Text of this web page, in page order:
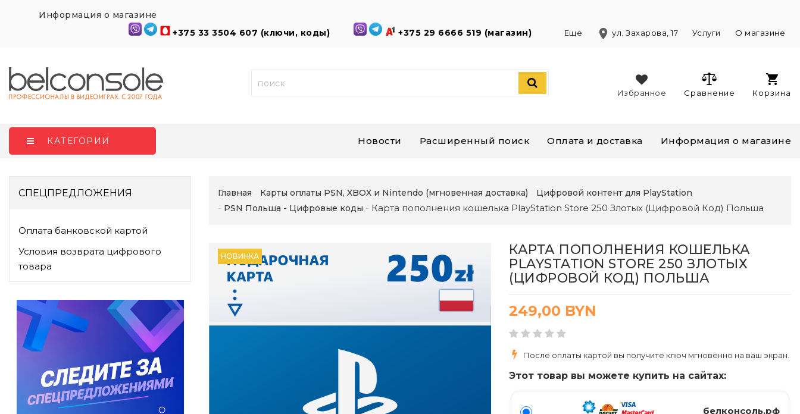
Информация о магазине
+375 33 3504 607 (ключи, коды)
+375 29 6666 519 (магазин) Еще location_on ул. Захарова, 17 Услуги О магазине
Корзина
Сравнение
Избранное
КАТЕГОРИИ Новости Расширенный поиск Оплата и доставка Информация о магазине
Главная Карты оплаты PSN, XBOX и Nintendo (мгновенная доставка)
Цифровой контент для PlayStation
PSN Польша - Цифровые коды
Карта пополнения кошелька PlayStation Store 250 Злотых (Цифровой Код) Польша
НОВИНКА
КАРТА ПОПОЛНЕНИЯ КОШЕЛЬКА
PLAYSTATION STORE 250 ЗЛОТЫХ
(ЦИФРОВОЙ КОД) ПОЛЬША
249,00 BYN
После оплаты картой вы получите ключ мгновенно на ваш экран.
Этот товар вы можете купить на сайтах:
белконсоль.рф
СПЕЦПРЕДЛОЖЕНИЯ
Оплата банковской картой
Условия возврата цифрового
товара